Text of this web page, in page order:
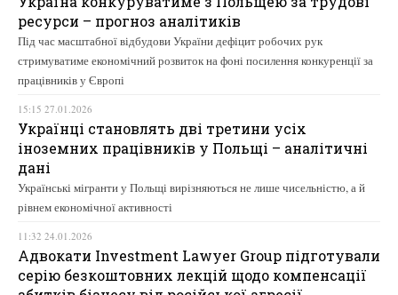
ресурси – прогноз аналітиків
Під час масштабної відбудови України дефіцит робочих рук
стримуватиме економічний розвиток на фоні посилення конкуренції за
працівників у Європі
15:15 27.01.2026
Українці становлять дві третини усіх
іноземних працівників у Польщі – аналітичні
дані
Українські мігранти у Польщі вирізняються не лише чисельністю, а й
рівнем економічної активності
11:32 24.01.2026
Адвокати Investment Lawyer Group підготували
серію безкоштовних лекцій щодо компенсації